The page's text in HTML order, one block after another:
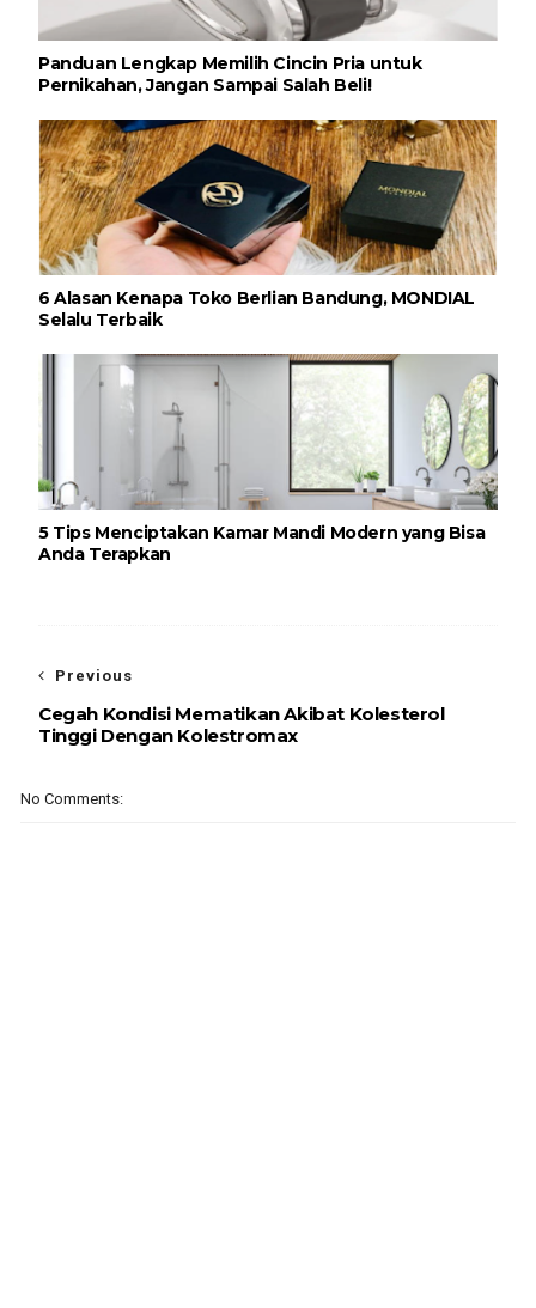
Panduan Lengkap Memilih Cincin Pria untuk
Pernikahan, Jangan Sampai Salah Beli!
6 Alasan Kenapa Toko Berlian Bandung, MONDIAL
Selalu Terbaik
5 Tips Menciptakan Kamar Mandi Modern yang Bisa
Anda Terapkan
Previous
Cegah Kondisi Mematikan Akibat Kolesterol
Tinggi Dengan Kolestromax
No Comments: